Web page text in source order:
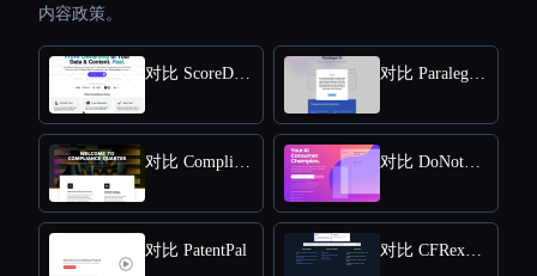
内容政策。
对比 ScoreDetect 对比 Paralegal AI
对比 Compliance Quarter 对比 DoNotPay
对比 PatentPal 对比 CFRexplorer